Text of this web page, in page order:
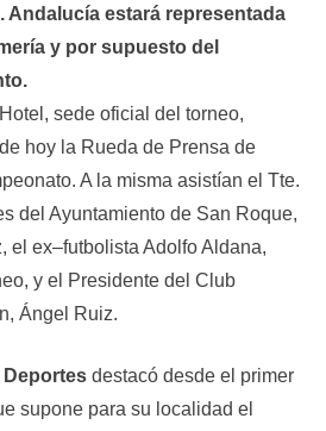
Andalucía estará representada
y por supuesto del
Hotel, sede oficial del torneo,
hoy la Rueda de Prensa de
A la misma asistían el Tte.
del Ayuntamiento de San Roque,
el ex–futbolista Adolfo Aldana,
y el Presidente del Club
Ángel Ruiz.
Deportes destacó desde el primer
supone para su localidad el